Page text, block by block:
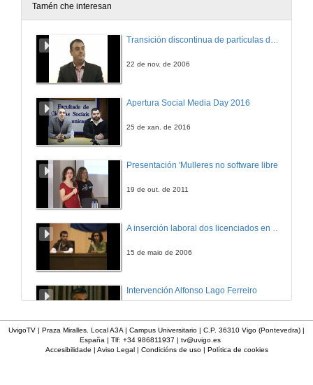
Proxecto 'Rebibir en Mauritania'
Quenda de preguntas
Quenda de preguntas
Tamén che interesan
Transición discontinua de partículas de microgel termosensible
22 de nov. de 2006
Apertura Social Media Day 2016
25 de xan. de 2016
Presentación 'Mulleres no software libre'
19 de out. de 2011
15 de maio de 2006
Intervención Alfonso Lago Ferreiro
UvigoTV | Praza Miralles. Local A3A | Campus Universitario | C.P. 36310 Vigo (Pontevedra) |
España | Tlf: +34 986811937 | tv@uvigo.es
Accesibilidade | Aviso Legal| Condicións de uso| Política de cookies